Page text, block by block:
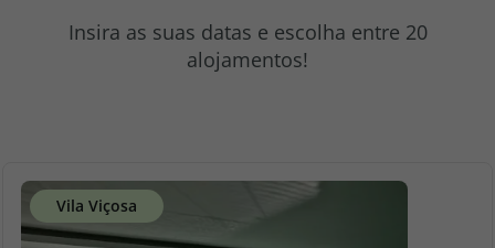
Insira as suas datas e escolha entre 20
alojamentos!